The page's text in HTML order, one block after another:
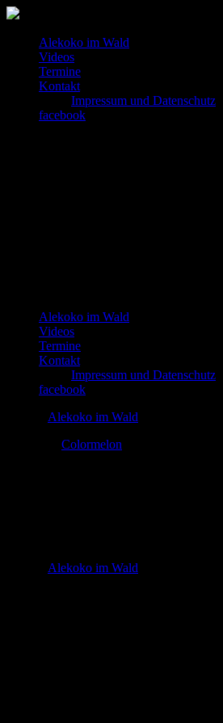
Alekoko im Wald
Videos
Termine
Kontakt
Impressum und Datenschutz
facebook
Alekoko im Wald
Videos
Termine
Kontakt
Impressum und Datenschutz
facebook
Alekoko im Wald
Colormelon
Alekoko im Wald